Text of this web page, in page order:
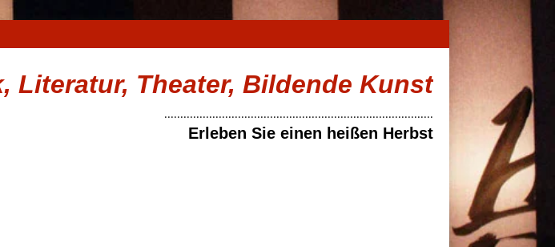
Literatur, Theater, Bildende Kunst
....................................................................................
Erleben Sie einen heißen Herbst